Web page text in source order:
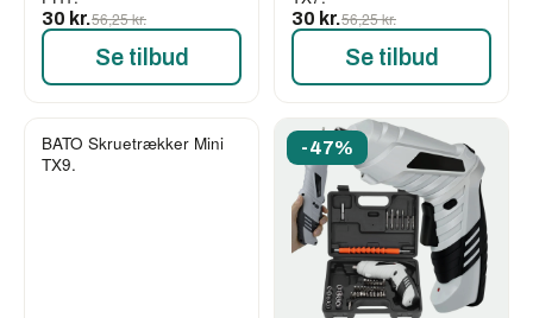
30 kr.56,25 kr.
Se tilbud
30 kr.56,25 kr.
Se tilbud
-47%
BATO Skruetrækker Mini
TX9.
-47%